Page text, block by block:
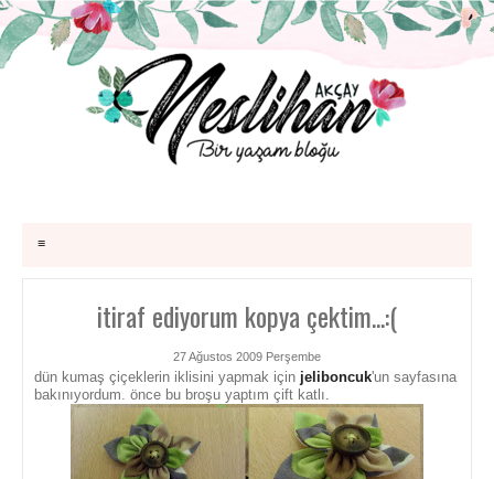
≡
itiraf ediyorum kopya çektim...:(
27 Ağustos 2009 Perşembe
dün kumaş çiçeklerin iklisini yapmak için jeliboncuk'un sayfasına
bakınıyordum. önce bu broşu yaptım çift katlı.